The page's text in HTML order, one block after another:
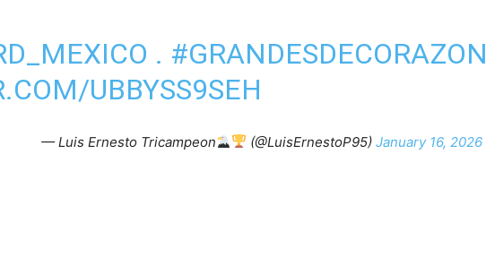
. #GRANDESDECORAZON
UBBYSS9SEH
— Luis Ernesto Tricampeon (@LuisErnestoP95)January 16, 2026